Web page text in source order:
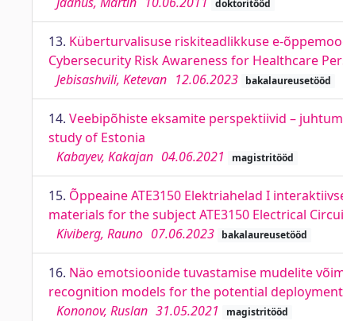
doktoritööd
13. Küberturvalisuse riskiteadlikkuse e-
Cybersecurity Risk Awareness for Healthcare
Jebisashvili, Ketevan 12.06.2023 bakalaureusetööd
14. Veebipõhiste eksamite perspektiivid –
study of Estonia
Kabayev, Kakajan 04.06.2021 magistritööd
15. Õppeaine ATE3150 Elektriahelad I
materials for the subject ATE3150 Electrical
Kiviberg, Rauno 07.06.2023 bakalaureusetööd
16. Näo emotsioonide tuvastamise mudelite
recognition models for the potential
Kononov, Ruslan 31.05.2021 magistritööd